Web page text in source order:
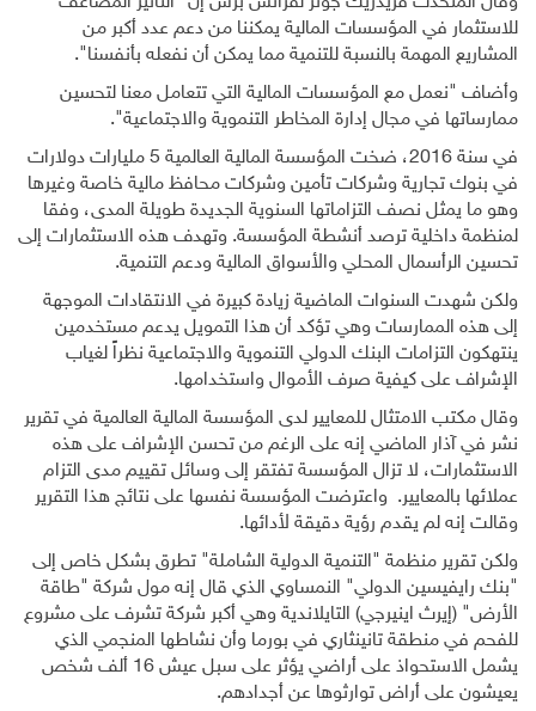
للاستثمار في المؤسسات المالية يمكننا من دعم عدد أكبر من
المشاريع المهمة بالنسبة للتنمية مما يمكن أن نفعله بأنفسنا".
وأضاف "نعمل مع المؤسسات المالية التي تتعامل معنا لتحسين
ممارساتها في مجال إدارة المخاطر التنموية والاجتماعية".
في سنة 2016، ضخت المؤسسة المالية العالمية 5 مليارات دولارات
في بنوك تجارية وشركات تأمين وشركات محافظ مالية خاصة وغيرها
وهو ما يمثل نصف التزاماتها السنوية الجديدة طويلة المدى، وفقا
لمنظمة داخلية ترصد أنشطة المؤسسة. وتهدف هذه الاستثمارات إلى
تحسين الرأسمال المحلي والأسواق المالية ودعم التنمية.
ولكن شهدت السنوات الماضية زيادة كبيرة في الانتقادات الموجهة
إلى هذه الممارسات وهي تؤكد أن هذا التمويل يدعم مستخدمين
ينتهكون التزامات البنك الدولي التنموية والاجتماعية نظراً لغياب
الإشراف على كيفية صرف الأموال واستخدامها.
وقال مكتب الامتثال للمعايير لدى المؤسسة المالية العالمية في تقرير
نشر في آذار الماضي إنه على الرغم من تحسن الإشراف على هذه
الاستثمارات، لا تزال المؤسسة تفتقر إلى وسائل تقييم مدى التزام
عملائها بالمعايير. واعترضت المؤسسة نفسها على نتائج هذا التقرير
وقالت إنه لم يقدم رؤية دقيقة لأدائها.
ولكن تقرير منظمة "التنمية الدولية الشاملة" تطرق بشكل خاص إلى
"بنك رايفيسين الدولي" النمساوي الذي قال إنه مول شركة "طاقة
الأرض" (إيرث اينيرجي) التايلاندية وهي أكبر شركة تشرف على مشروع
للفحم في منطقة تانينثاري في بورما وأن نشاطها المنجمي الذي
يشمل الاستحواذ على أراضي يؤثر على سبل عيش 16 ألف شخص
يعيشون على أراض توارثوها عن أجدادهم.